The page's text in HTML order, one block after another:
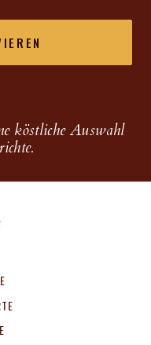
köstliche Auswahl